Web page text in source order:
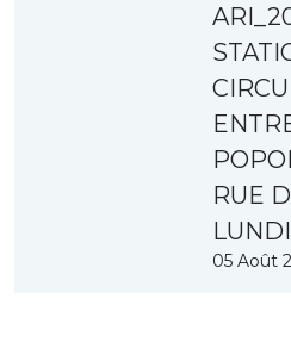
RUE
05 Août